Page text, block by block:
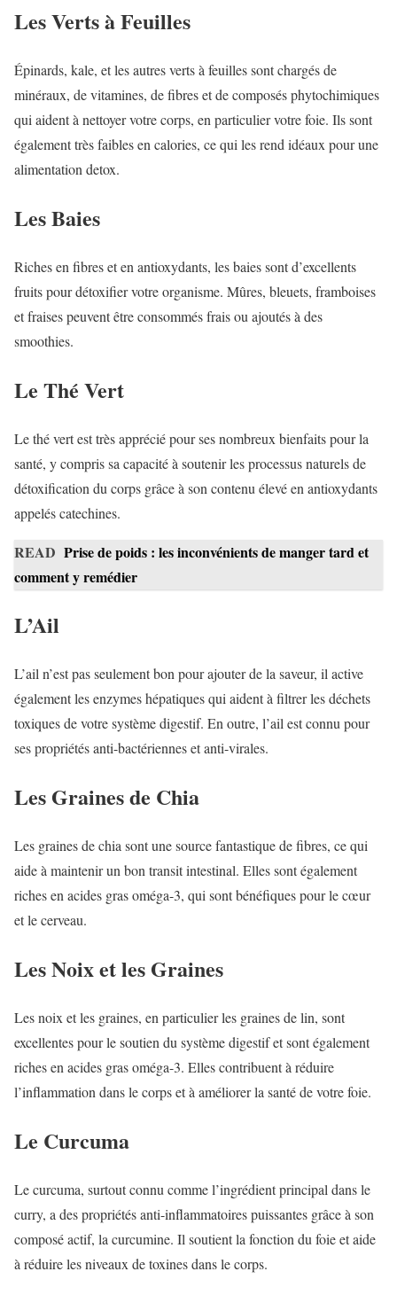
Les Verts à Feuilles
Épinards, kale, et les autres verts à feuilles sont chargés de
minéraux, de vitamines, de fibres et de composés phytochimiques
qui aident à nettoyer votre corps, en particulier votre foie. Ils sont
également très faibles en calories, ce qui les rend idéaux pour une
alimentation detox.
Les Baies
Riches en fibres et en antioxydants, les baies sont d’excellents
fruits pour détoxifier votre organisme. Mûres, bleuets, framboises
et fraises peuvent être consommés frais ou ajoutés à des
smoothies.
Le Thé Vert
Le thé vert est très apprécié pour ses nombreux bienfaits pour la
santé, y compris sa capacité à soutenir les processus naturels de
détoxification du corps grâce à son contenu élevé en antioxydants
appelés catechines.
READ Prise de poids : les inconvénients de manger tard et
comment y remédier
L’Ail
L’ail n’est pas seulement bon pour ajouter de la saveur, il active
également les enzymes hépatiques qui aident à filtrer les déchets
toxiques de votre système digestif. En outre, l’ail est connu pour
ses propriétés anti-bactériennes et anti-virales.
Les Graines de Chia
Les graines de chia sont une source fantastique de fibres, ce qui
aide à maintenir un bon transit intestinal. Elles sont également
riches en acides gras oméga-3, qui sont bénéfiques pour le cœur
et le cerveau.
Les Noix et les Graines
Les noix et les graines, en particulier les graines de lin, sont
excellentes pour le soutien du système digestif et sont également
riches en acides gras oméga-3. Elles contribuent à réduire
l’inflammation dans le corps et à améliorer la santé de votre foie.
Le Curcuma
Le curcuma, surtout connu comme l’ingrédient principal dans le
curry, a des propriétés anti-inflammatoires puissantes grâce à son
composé actif, la curcumine. Il soutient la fonction du foie et aide
à réduire les niveaux de toxines dans le corps.